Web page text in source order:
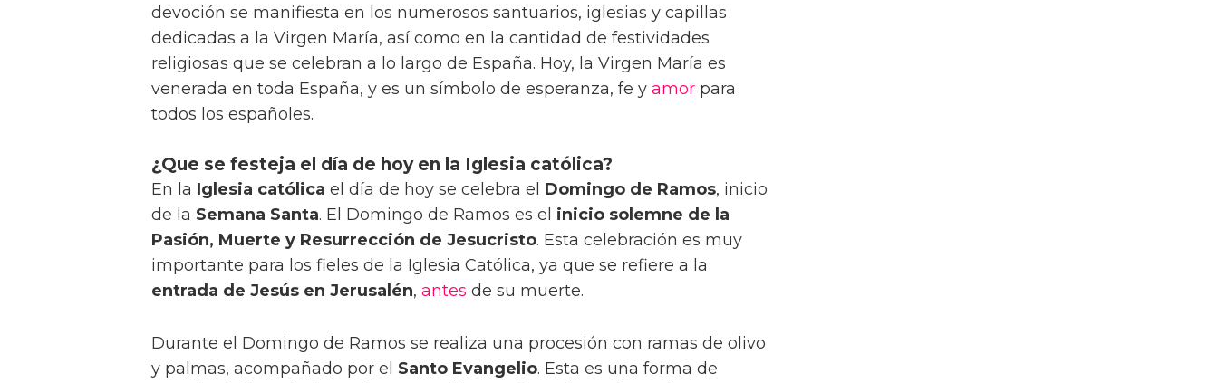
devoción se manifiesta en los numerosos santuarios, iglesias y capillas
dedicadas a la Virgen María, así como en la cantidad de festividades
religiosas que se celebran a lo largo de España. Hoy, la Virgen María es
venerada en toda España, y es un símbolo de esperanza, fe y amor para
todos los españoles.
¿Que se festeja el día de hoy en la Iglesia católica?
En la Iglesia católica el día de hoy se celebra el Domingo de Ramos, inicio
de la Semana Santa. El Domingo de Ramos es el inicio solemne de la
Pasión, Muerte y Resurrección de Jesucristo. Esta celebración es muy
importante para los fieles de la Iglesia Católica, ya que se refiere a la
entrada de Jesús en Jerusalén, antes de su muerte.
Durante el Domingo de Ramos se realiza una procesión con ramas de olivo
y palmas, acompañado por el Santo Evangelio. Esta es una forma de